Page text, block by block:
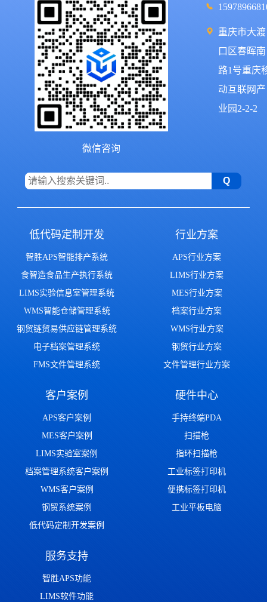
微信咨询
重庆市大渡
口区春晖南
路1号重庆
动互联网产
业园2-2-2
低代码定制开发
智胜APS智能排产系统
食智造食品生产执行系统
LIMS实验信息室管理系统
WMS智能仓储管理系统
钢贸链贸易供应链管理系统
电子档案管理系统
FMS文件管理系统
行业方案
APS行业方案
LIMS行业方案
MES行业方案
档案行业方案
WMS行业方案
钢贸行业方案
文件管理行业方案
客户案例
APS客户案例
MES客户案例
LIMS实验室案例
档案管理系统客户案例
WMS客户案例
钢贸系统案例
低代码定制开发案例
硬件中心
手持终端PDA
扫描枪
指环扫描枪
工业标签打印机
便携标签打印机
工业平板电脑
服务支持
智胜APS功能
LIMS软件功能